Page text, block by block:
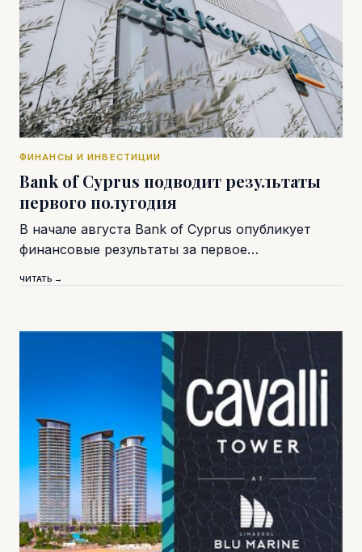
ФИНАНСЫ И ИНВЕСТИЦИИ
Bank of Cyprus подводит результаты
первого полугодия
В начале августа Bank of Cyprus опубликует
финансовые результаты за первое…
ЧИТАТЬ →